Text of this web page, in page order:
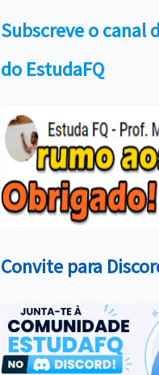
Subscreve o canal
do EstudaFQ
Convite para